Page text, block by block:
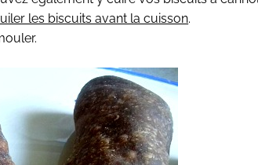
les biscuits avant la cuisson.